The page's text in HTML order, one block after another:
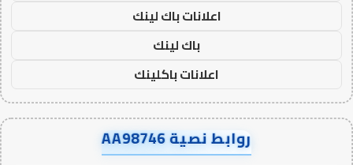
اعلانات باك لينك
باك لينك
اعلانات باكلينك
روابط نصية AA98746